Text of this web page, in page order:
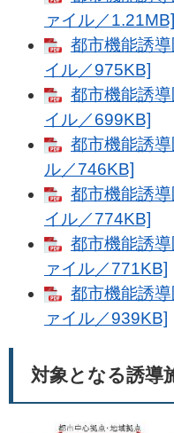
ァイル／1.21MB]
都市機能誘
イル／975KB]
都市機能誘
イル／699KB]
都市機能誘
ル／746KB]
都市機能誘
イル／774KB]
都市機能誘
ァイル／771KB]
都市機能誘
ァイル／939KB]
対象となる誘導